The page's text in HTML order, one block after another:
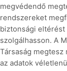
megvédendő
rendszereket
biztonsági
szolgálhasson. A
Társaság
az adatok